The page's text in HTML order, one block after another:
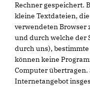
Rechner gespeichert.
kleine Textdateien,
verwendeten Browser
und durch welche der
durch uns),
können keine
Computer übertragen.
Internetangebot